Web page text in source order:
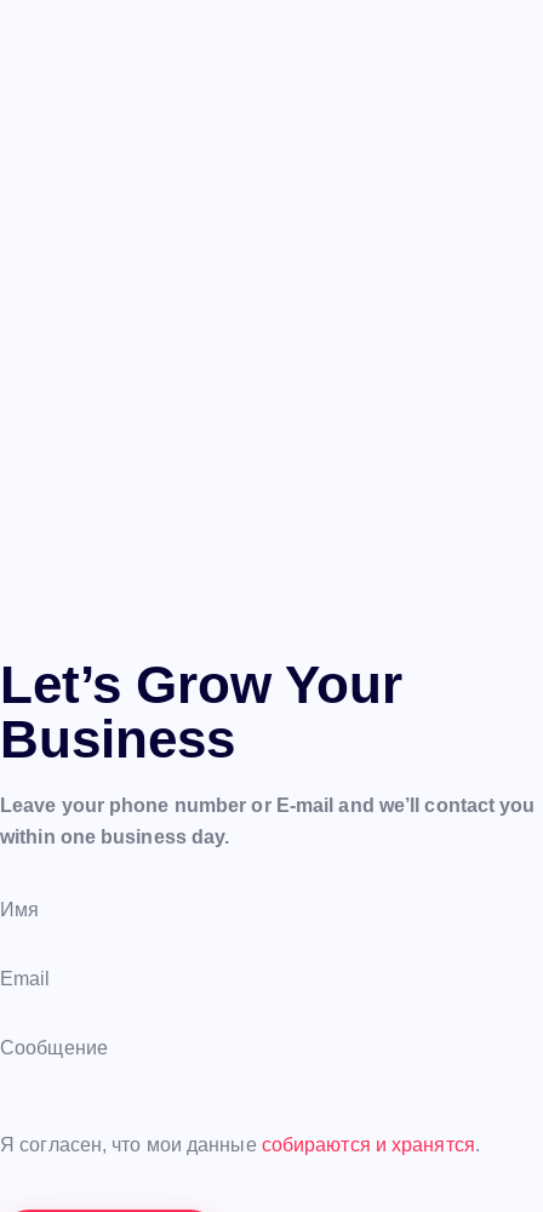
Let’s Grow Your
Business
Leave your phone number or E-mail and we’ll contact you
within one business day.
Я согласен, что мои данные собираются и хранятся.